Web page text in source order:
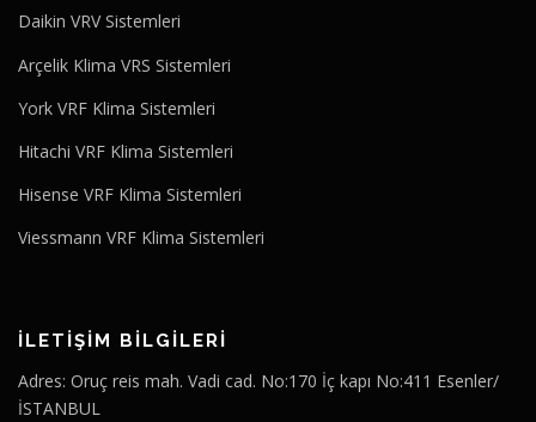
Daikin VRV Sistemleri
Arçelik Klima VRS Sistemleri
York VRF Klima Sistemleri
Hitachi VRF Klima Sistemleri
Hisense VRF Klima Sistemleri
Viessmann VRF Klima Sistemleri
İLETİŞİM BİLGİLERİ
Adres: Oruç reis mah. Vadi cad. No:170 İç kapı No:411 Esenler/
İSTANBUL